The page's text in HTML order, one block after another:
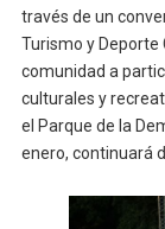
través de un
Turismo y Deporte
comunidad a
culturales y
el Parque de la
enero, continuará